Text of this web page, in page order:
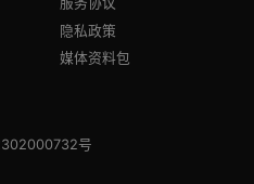
隐私政策
媒体资料包
号